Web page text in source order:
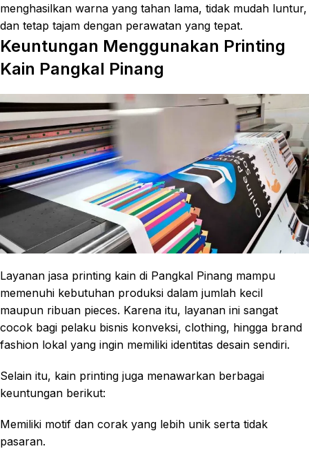
menghasilkan warna yang tahan lama, tidak mudah luntur,
dan tetap tajam dengan perawatan yang tepat.
Keuntungan Menggunakan Printing
Kain Pangkal Pinang
Layanan jasa printing kain di Pangkal Pinang mampu
memenuhi kebutuhan produksi dalam jumlah kecil
maupun ribuan pieces. Karena itu, layanan ini sangat
cocok bagi pelaku bisnis konveksi, clothing, hingga brand
fashion lokal yang ingin memiliki identitas desain sendiri.
Selain itu, kain printing juga menawarkan berbagai
keuntungan berikut:
Memiliki motif dan corak yang lebih unik serta tidak
pasaran.